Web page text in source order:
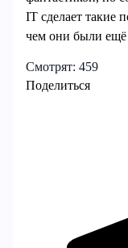
IT сделает такие
чем они были ещё
Смотрят: 459
Поделиться